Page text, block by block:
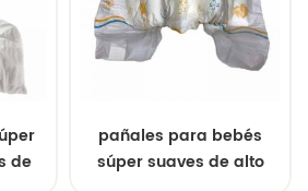
de
pañales para bebés
súper suaves de alto